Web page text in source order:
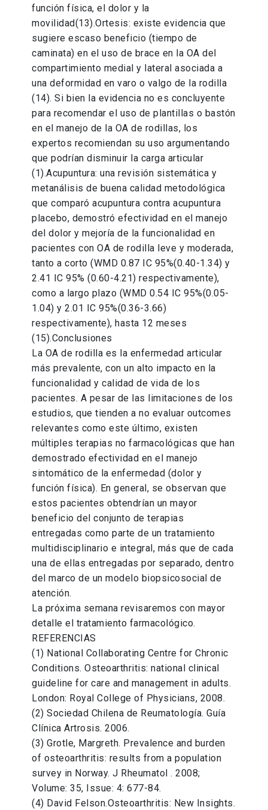
función física, el dolor y la
movilidad(13).Ortesis: existe evidencia que
sugiere escaso beneficio (tiempo de
caminata) en el uso de brace en la OA del
compartimiento medial y lateral asociada a
una deformidad en varo o valgo de la rodilla
(14). Si bien la evidencia no es concluyente
para recomendar el uso de plantillas o bastón
en el manejo de la OA de rodillas, los
expertos recomiendan su uso argumentando
que podrían disminuir la carga articular
(1).Acupuntura: una revisión sistemática y
metanálisis de buena calidad metodológica
que comparó acupuntura contra acupuntura
placebo, demostró efectividad en el manejo
del dolor y mejoría de la funcionalidad en
pacientes con OA de rodilla leve y moderada,
tanto a corto (WMD 0.87 IC 95%(0.40-1.34) y
2.41 IC 95% (0.60-4.21) respectivamente),
como a largo plazo (WMD 0.54 IC 95%(0.05-
1.04) y 2.01 IC 95%(0.36-3.66)
respectivamente), hasta 12 meses
(15).Conclusiones
La OA de rodilla es la enfermedad articular
más prevalente, con un alto impacto en la
funcionalidad y calidad de vida de los
pacientes. A pesar de las limitaciones de los
estudios, que tienden a no evaluar outcomes
relevantes como este último, existen
múltiples terapias no farmacológicas que han
demostrado efectividad en el manejo
sintomático de la enfermedad (dolor y
función física). En general, se observan que
estos pacientes obtendrían un mayor
beneficio del conjunto de terapias
entregadas como parte de un tratamiento
multidisciplinario e integral, más que de cada
una de ellas entregadas por separado, dentro
del marco de un modelo biopsicosocial de
atención.
La próxima semana revisaremos con mayor
detalle el tratamiento farmacológico.
REFERENCIAS
(1) National Collaborating Centre for Chronic
Conditions. Osteoarthritis: national clinical
guideline for care and management in adults.
London: Royal College of Physicians, 2008.
(2) Sociedad Chilena de Reumatología. Guía
Clínica Artrosis. 2006.
(3) Grotle, Margreth. Prevalence and burden
of osteoarthritis: results from a population
survey in Norway. J Rheumatol . 2008;
Volume: 35, Issue: 4: 677-84.
(4) David Felson.Osteoarthritis: New Insights.